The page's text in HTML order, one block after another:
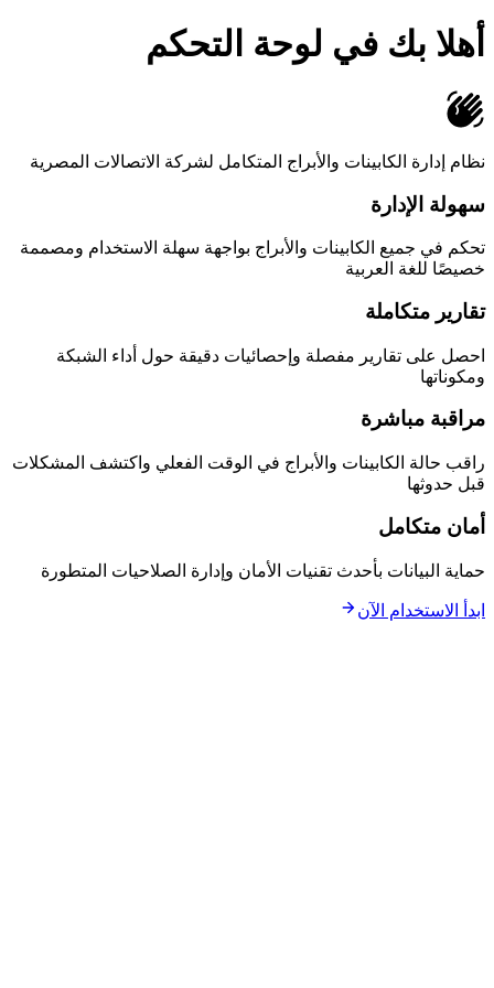
أهلا بك في لوحة التحكم
نظام إدارة الكابينات والأبراج المتكامل لشركة الاتصالات المصرية
سهولة الإدارة
تحكم في جميع الكابينات والأبراج بواجهة سهلة الاستخدام ومصممة
خصيصًا للغة العربية
تقارير متكاملة
احصل على تقارير مفصلة وإحصائيات دقيقة حول أداء الشبكة
ومكوناتها
مراقبة مباشرة
راقب حالة الكابينات والأبراج في الوقت الفعلي واكتشف المشكلات
قبل حدوثها
أمان متكامل
حماية البيانات بأحدث تقنيات الأمان وإدارة الصلاحيات المتطورة
ابدأ الاستخدام الآن